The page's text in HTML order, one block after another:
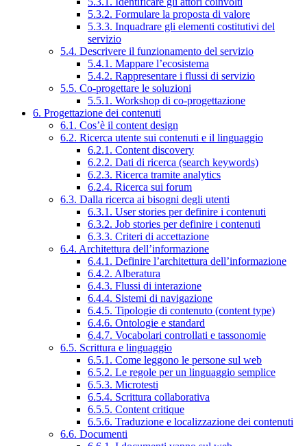
5.3.2. Formulare la proposta di valore
5.3.3. Inquadrare gli elementi costitutivi del
servizio
5.4. Descrivere il funzionamento del servizio
5.4.1. Mappare l’ecosistema
5.4.2. Rappresentare i flussi di servizio
5.5. Co-progettare le soluzioni
5.5.1. Workshop di co-progettazione
6. Progettazione dei contenuti
6.1. Cos’è il content design
6.2. Ricerca utente sui contenuti e il linguaggio
6.2.1. Content discovery
6.2.2. Dati di ricerca (search keywords)
6.2.3. Ricerca tramite analytics
6.2.4. Ricerca sui forum
6.3. Dalla ricerca ai bisogni degli utenti
6.3.1. User stories per definire i contenuti
6.3.2. Job stories per definire i contenuti
6.3.3. Criteri di accettazione
6.4. Architettura dell’informazione
6.4.1. Definire l’architettura dell’informazione
6.4.2. Alberatura
6.4.3. Flussi di interazione
6.4.4. Sistemi di navigazione
6.4.5. Tipologie di contenuto (content type)
6.4.6. Ontologie e standard
6.4.7. Vocabolari controllati e tassonomie
6.5. Scrittura e linguaggio
6.5.1. Come leggono le persone sul web
6.5.2. Le regole per un linguaggio semplice
6.5.3. Microtesti
6.5.4. Scrittura collaborativa
6.5.5. Content critique
6.5.6. Traduzione e localizzazione dei contenuti
6.6. Documenti